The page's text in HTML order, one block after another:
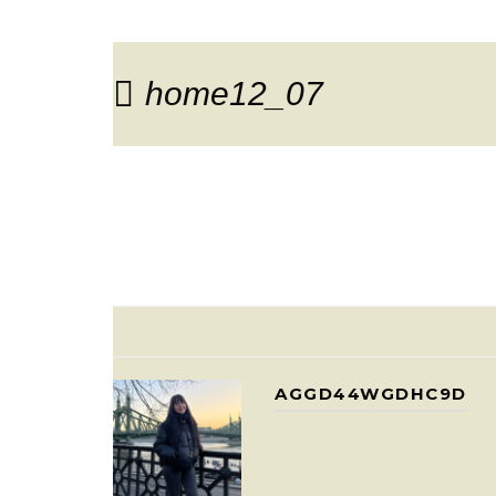
home12_07
AGGD44WGDHC9D